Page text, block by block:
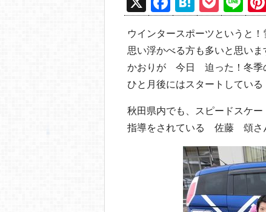
a
c
e
b
o
k
at
e
n
a
o
ck
et
n
e
ウインタースポーツというと
思い浮かべる方も多いと思いま
かおりが 今日 迫った！冬季
ひと月後にはスタートしている
秋田県内でも、スピードスケ
指導をされている 佐藤 頌さ